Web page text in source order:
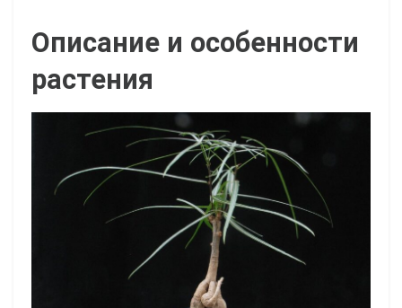
Описание и особенности
растения